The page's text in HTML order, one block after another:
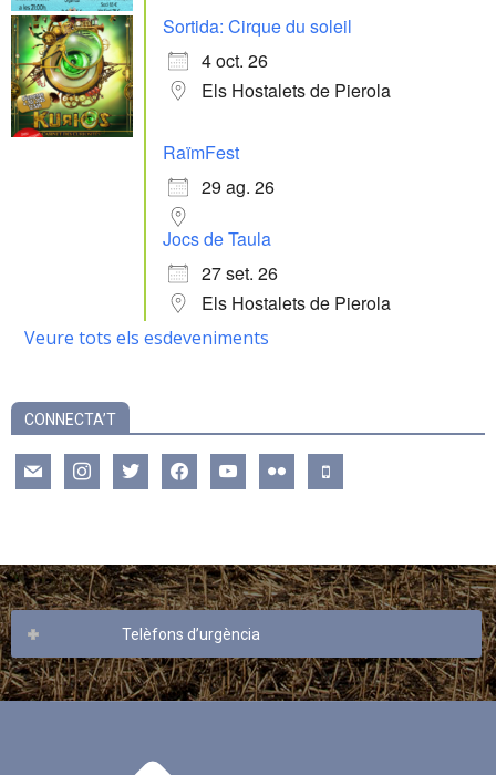
Sortida: Cirque du soleil
4 oct. 26
Els Hostalets de Pierola
RaïmFest
29 ag. 26
Jocs de Taula
27 set. 26
Els Hostalets de Pierola
Veure tots els esdeveniments
CONNECTA’T
mail instagramtwitter facebookyoutube flickr mobile
Telèfons d’urgència